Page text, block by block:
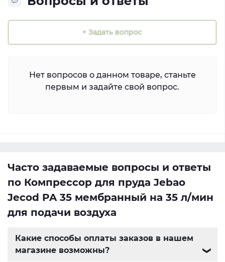
+ Задать вопрос
Нет вопросов о данном товаре, станьте
первым и задайте свой вопрос.
Часто задаваемые вопросы и ответы
по Компрессор для пруда Jebao
Jecod PA 35 мембранный на 35 л/мин
для подачи воздуха
Какие способы оплаты заказов в нашем
магазине возможны?
❯